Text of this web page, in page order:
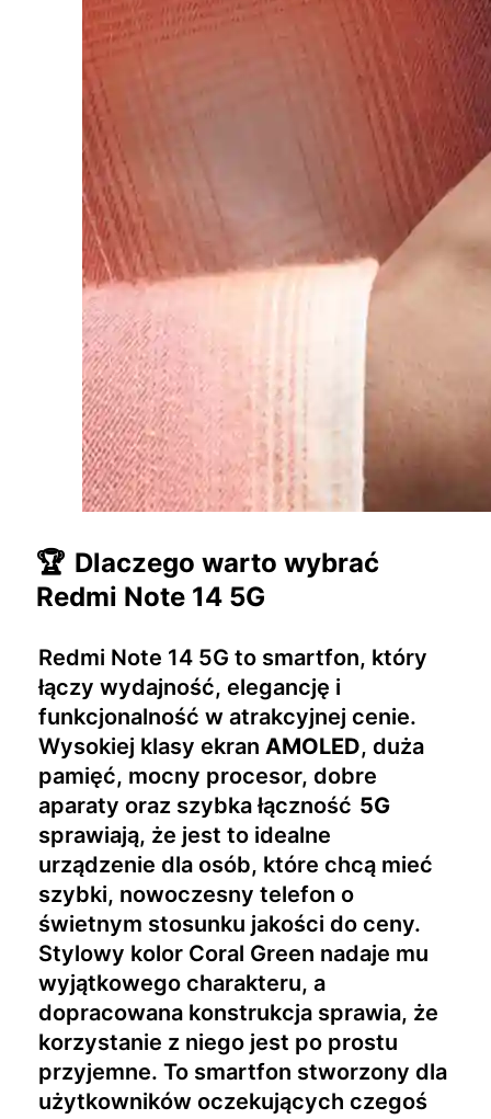
🏆 Dlaczego warto wybrać
Redmi Note 14 5G
Redmi Note 14 5G to smartfon, który
łączy wydajność, elegancję i
funkcjonalność w atrakcyjnej cenie.
Wysokiej klasy ekran AMOLED, duża
pamięć, mocny procesor, dobre
aparaty oraz szybka łączność 5G
sprawiają, że jest to idealne
urządzenie dla osób, które chcą mieć
szybki, nowoczesny telefon o
świetnym stosunku jakości do ceny.
Stylowy kolor Coral Green nadaje mu
wyjątkowego charakteru, a
dopracowana konstrukcja sprawia, że
korzystanie z niego jest po prostu
przyjemne. To smartfon stworzony dla
użytkowników oczekujących czegoś